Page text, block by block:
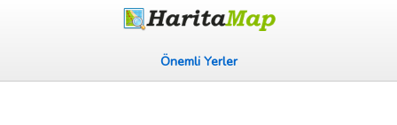
Önemli Yerler